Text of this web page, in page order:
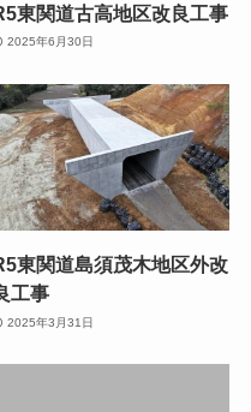
東関道古高地区改良工事
2025年6月30日
東関道島須茂木地区外改
工事
2025年3月31日